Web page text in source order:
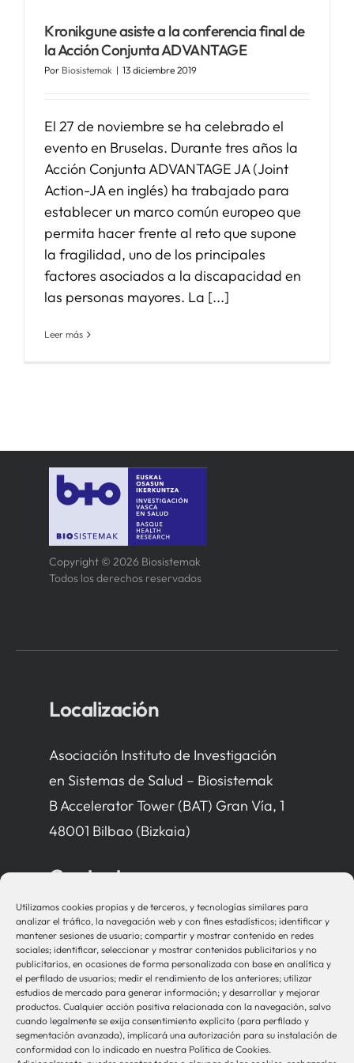
Utilizamos cookies propias y de terceros, y tecnologías similares para
analizar el tráfico, la navegación web y con fines estadísticos; identificar y
mantener sesiones de usuario; compartir y mostrar contenido en redes
sociales; identificar, seleccionar y mostrar contenidos publicitarios y no
publicitarios, en ocasiones de forma personalizada con base en analítica y
el perfilado de usuarios; medir el rendimiento de los anteriores; utilizar
estudios de mercado para generar información; y desarrollar y mejorar
productos. Cualquier acción positiva relacionada con la navegación, salvo
cuando legalmente se exija consentimiento explícito (para perfilado y
segmentación avanzada), implicará una autorización para su instalación de
conformidad con lo indicado en nuestra Política de Cookies.
SERVICIOS
NOTICIAS
Kronikgune asiste a la conferencia final de
la Acción Conjunta ADVANTAGE
Por Biosistemak | 13 diciembre 2019
El 27 de noviembre se ha celebrado el
evento en Bruselas. Durante tres años la
Acción Conjunta ADVANTAGE JA (Joint
Action-JA en inglés) ha trabajado para
establecer un marco común europeo que
permita hacer frente al reto que supone
la fragilidad, uno de los principales
factores asociados a la discapacidad en
las personas mayores. La [...]
Leer más
Copyright © 2026 Biosistemak
Todos los derechos reservados
Localización
Asociación Instituto de Investigación
en Sistemas de Salud – Biosistemak
B Accelerator Tower (BAT) Gran Vía, 1
48001 Bilbao (Bizkaia)
Contacto
bio-sistemak@bio-sistemak.eus
944 00 77 90
Otros Enlaces